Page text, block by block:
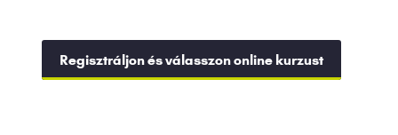
Regisztráljon és válasszon online kurzust